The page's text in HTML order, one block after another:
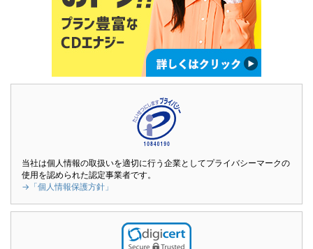
当社は個人情報の取扱いを適切に行う企業としてプライバシーマークの
使用を認められた認定事業者です。
→「個人情報保護方針」